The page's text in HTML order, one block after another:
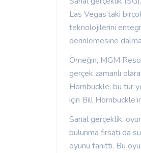
Las Vegas’taki
teknolojilerini
derinlemesine
Örneğin, MGM
gerçek zamanlı
Hornbuckle, bu tür
için Bill
Sanal gerçeklik,
bulunma fırsatı da
oyunu tanıttı. Bu